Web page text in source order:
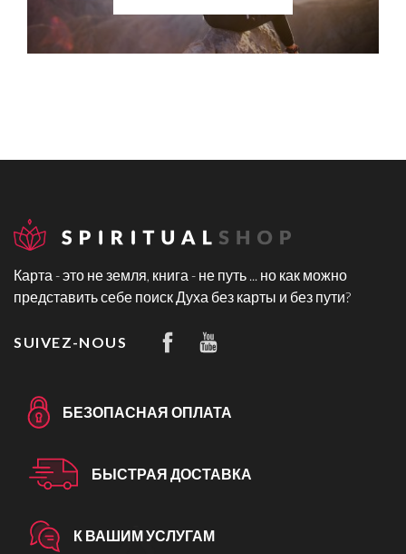
Карта - это не земля, книга - не путь ... но как можно
представить себе поиск Духа без карты и без пути?
SUIVEZ-NOUS
БЕЗОПАСНАЯ ОПЛАТА
БЫСТРАЯ ДОСТАВКА
К ВАШИМ УСЛУГАМ